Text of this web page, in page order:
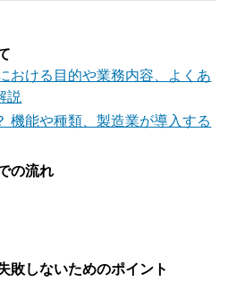
おける目的や業務内容、よくあ
説
機能や種類、製造業が導入する
の流れ
敗しないためのポイント